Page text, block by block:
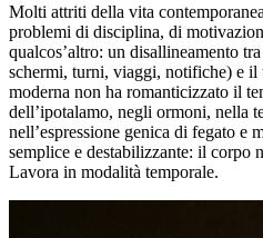
Molti attriti della vita
problemi di disciplina, di
qualcos’altro: un disallineamento
schermi, turni, viaggi, notifiche) e
moderna non ha romanticizzato il
dell’ipotalamo, negli ormoni, nella
nell’espressione genica di fegato e
semplice e destabilizzante: il corpo
Lavora in modalità temporale.